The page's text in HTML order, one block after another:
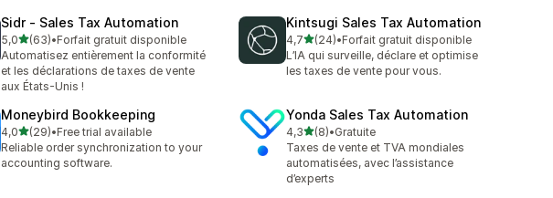
Sidr ‑ Sales Tax Automation
5,0étoile(s) sur 5
(63)
63 avis au total
•Forfait gratuit disponible
Automatisez entièrement la conformité
et les déclarations de taxes de vente
aux États-Unis !
Kintsugi Sales Tax Automation
4,7étoile(s) sur 5
(24)
24 avis au total
•Forfait gratuit disponible
L’IA qui surveille, déclare et optimise
les taxes de vente pour vous.
Moneybird Bookkeeping
4,0étoile(s) sur 5
(29)
29 avis au total
•Free trial available
Reliable order synchronization to your
accounting software.
Yonda Sales Tax Automation
4,3étoile(s) sur 5
(8)
8 avis au total
•Gratuite
Taxes de vente et TVA mondiales
automatisées, avec l’assistance
d’experts